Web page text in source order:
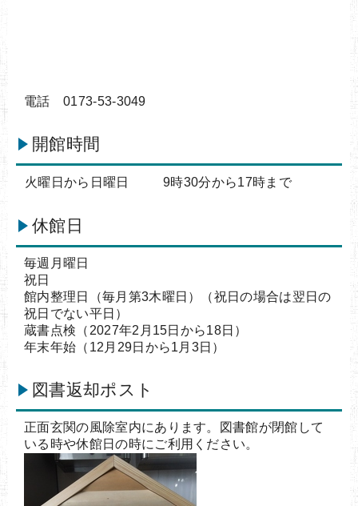
電話 0173-53-3049
開館時間
火曜日から日曜日 9時30分から17時まで
休館日
毎週月曜日
祝日
館内整理日（毎月第3木曜日）（祝日の場合は翌日の
祝日でない平日）
蔵書点検（2027年2月15日から18日）
年末年始（12月29日から1月3日）
図書返却ポスト
正面玄関の風除室内にあります。図書館が閉館して
いる時や休館日の時にご利用ください。